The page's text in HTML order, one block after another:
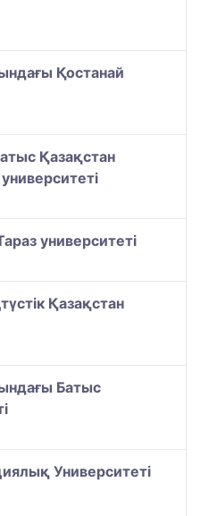
Қостанай
Қазақстан
университеті
Қазақстан
Батыс
Университеті